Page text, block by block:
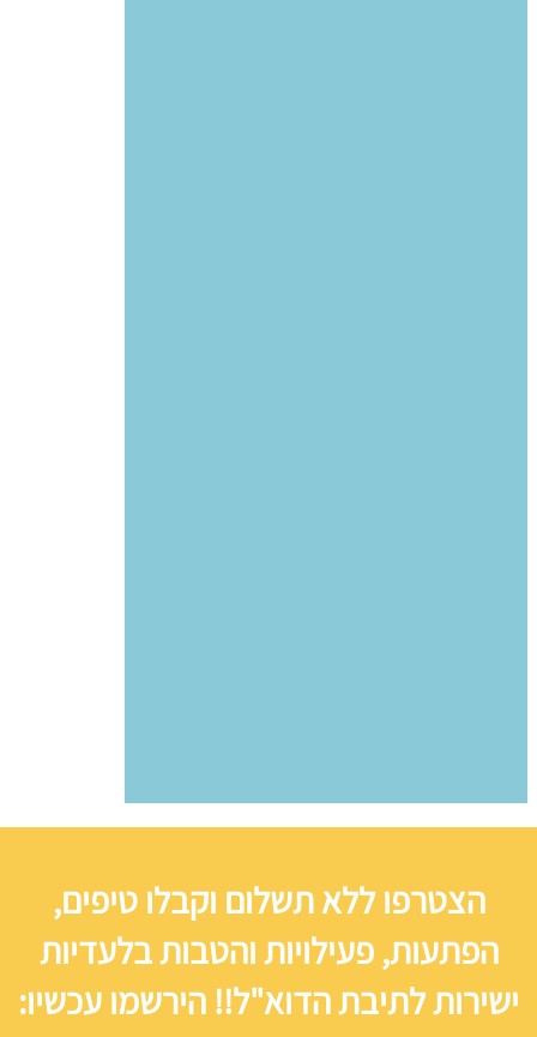
הצטרפו ללא תשלום וקבלו טיפים,
הפתעות, פעילויות והטבות בלעדיות
ישירות לתיבת הדוא"ל!! הירשמו עכשיו: